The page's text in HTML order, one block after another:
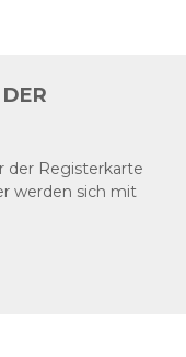
der Registerkarte
werden sich mit